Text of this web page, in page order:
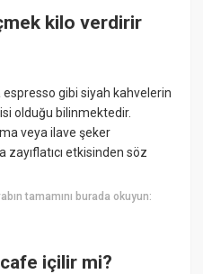
kilo verdirir
gibi siyah kahvelerin
olduğu bilinmektedir.
veya ilave şeker
zayıflatıcı etkisinden söz
tamamını burada okuyun:
içilir mi?